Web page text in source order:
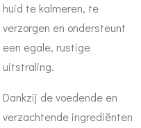
huid te kalmeren, te
verzorgen en ondersteunt
een egale, rustige
uitstraling.
Dankzij de voedende en
verzachtende ingrediënten